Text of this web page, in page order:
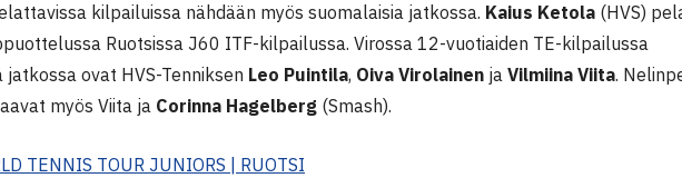
kilpailuissa nähdään myös suomalaisia jatkossa. Kaius Ketola (HVS)
Ruotsissa J60 ITF-kilpailussa. Virossa 12-vuotiaiden TE-kilpailussa
jatkossa ovat HVS-Tenniksen Leo Puintila, Oiva Virolainen ja Vilmiina Viita.
myös Viita ja Corinna Hagelberg (Smash).
TENNIS TOUR JUNIORS | RUOTSI